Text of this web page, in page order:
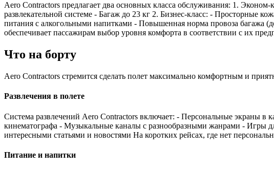
Aero Contractors предлагает два основных класса обслуживания: 1.
развлекательной системе - Багаж до 23 кг 2. Бизнес-класс: - Просторные
питания с алкогольными напитками - Повышенная норма провоза багажа
обеспечивает пассажирам выбор уровня комфорта в соответствии с их
Что на борту
Aero Contractors стремится сделать полет максимально комфортным и
Развлечения в полете
Система развлечений Aero Contractors включает: - Персональные экраны
кинематографа - Музыкальные каналы с разнообразными жанрами - Игры
интересными статьями и новостями На коротких рейсах, где нет
Питание и напитки